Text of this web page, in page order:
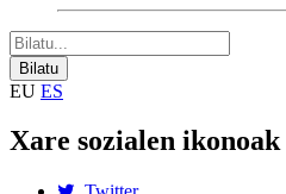
EU ES
Xare sozialen ikonoak